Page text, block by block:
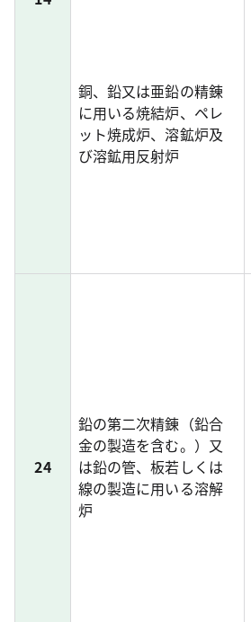
銅、鉛又は亜鉛の精錬
に用いる焼結炉、ペレ
ット焼成炉、溶鉱炉及
び溶鉱用反射炉
24
鉛の第二次精錬（鉛合
金の製造を含む。）又
は鉛の管、板若しくは
線の製造に用いる溶解
炉